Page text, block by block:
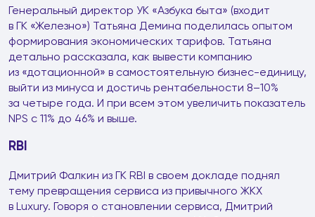
Генеральный директор УК «Азбука быта» (входит
в ГК «Железно») Татьяна Демина поделилась опытом
формирования экономических тарифов. Татьяна
детально рассказала, как вывести компанию
из «дотационной» в самостоятельную бизнес-единицу,
выйти из минуса и достичь рентабельности 8–10%
за четыре года. И при всем этом увеличить показатель
NPS c 11% до 46% и выше.
RBI
Дмитрий Фалкин из ГК RBI в своем докладе поднял
тему превращения сервиса из привычного ЖКХ
в Luxury. Говоря о становлении сервиса, Дмитрий